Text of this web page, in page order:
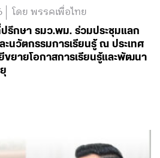
โดย พรรคเพื่อไทย
ปรึกษา รมว.พม. ร่วมประชุมแลก
ะนวัตกรรมการเรียนรู้ ณ ประเทศ
ยีขยายโอกาสการเรียนรู้และพัฒนา